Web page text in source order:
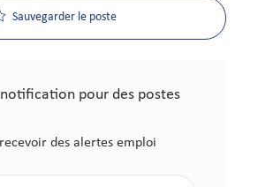
Sauvegarder le poste
pour des postes
des alertes emploi